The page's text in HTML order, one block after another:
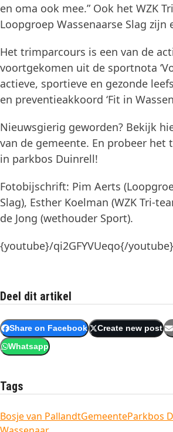
en oma ook mee.” Ook het WZK
Loopgroep Wassenaarse Slag zijn
Het trimparcours is een van de
voortgekomen uit de sportnota
actieve, sportieve en gezonde
en preventieakkoord ‘Fit in
Nieuwsgierig geworden? Bekijk
van de gemeente. En probeer het
in parkbos Duinrell!
Fotobijschrift: Pim Aerts
Slag), Esther Koelman (WZK Tri-
de Jong (wethouder Sport).
{youtube}/qi2GFYVUeqo{/youtube}
Deel dit artikel
Share on Facebook Create new post
Whatsapp
Tags
Bosje van PallandtGemeenteParkbos